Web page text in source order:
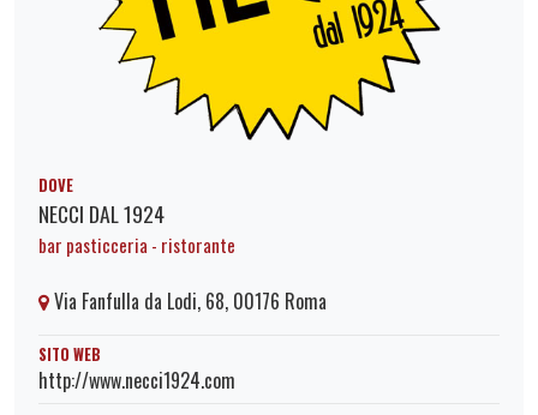
DOVE
NECCI DAL 1924
bar pasticceria - ristorante
Via Fanfulla da Lodi, 68, 00176 Roma
SITO WEB
http://www.necci1924.com